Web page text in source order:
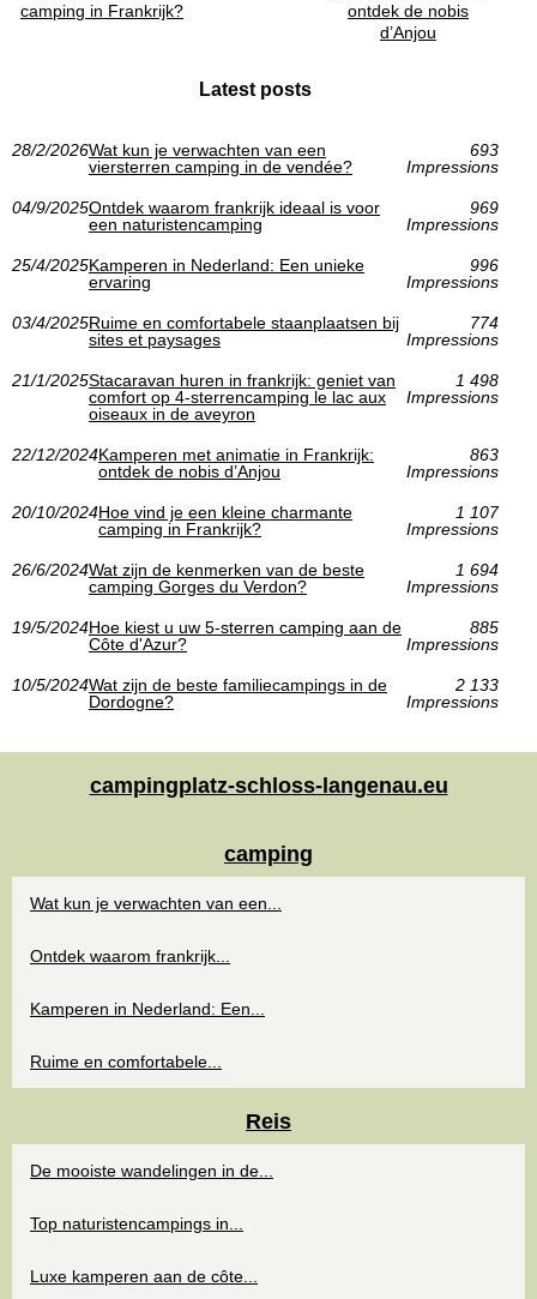
camping in Frankrijk?
ontdek de nobis
d’Anjou
Latest posts
28/2/2026Wat kun je verwachten van een
viersterren camping in de vendée?
693
Impressions
04/9/2025Ontdek waarom frankrijk ideaal is voor
een naturistencamping
969
Impressions
25/4/2025Kamperen in Nederland: Een unieke
ervaring
996
Impressions
03/4/2025Ruime en comfortabele staanplaatsen bij
sites et paysages
774
Impressions
21/1/2025Stacaravan huren in frankrijk: geniet van
comfort op 4-sterrencamping le lac aux
oiseaux in de aveyron
1 498
Impressions
22/12/2024Kamperen met animatie in Frankrijk:
ontdek de nobis d’Anjou
863
Impressions
20/10/2024Hoe vind je een kleine charmante
camping in Frankrijk?
1 107
Impressions
26/6/2024Wat zijn de kenmerken van de beste
camping Gorges du Verdon?
1 694
Impressions
19/5/2024Hoe kiest u uw 5-sterren camping aan de
Côte d'Azur?
885
Impressions
10/5/2024Wat zijn de beste familiecampings in de
Dordogne?
2 133
Impressions
campingplatz-schloss-langenau.eu
camping
Wat kun je verwachten van een...
Ontdek waarom frankrijk...
Kamperen in Nederland: Een...
Ruime en comfortabele...
Reis
De mooiste wandelingen in de...
Top naturistencampings in...
Luxe kamperen aan de côte...